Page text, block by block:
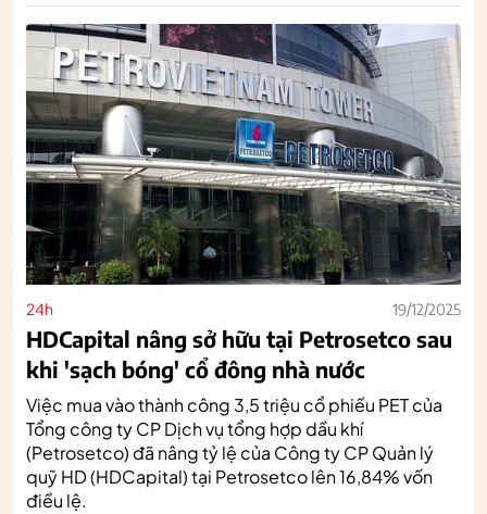
24h 19/12/2025
HDCapital nâng sở hữu tại Petrosetco sau
khi 'sạch bóng' cổ đông nhà nước
Việc mua vào thành công 3,5 triệu cổ phiếu PET của
Tổng công ty CP Dịch vụ tổng hợp dầu khí
(Petrosetco) đã nâng tỷ lệ của Công ty CP Quản lý
quỹ HD (HDCapital) tại Petrosetco lên 16,84% vốn
điều lệ.